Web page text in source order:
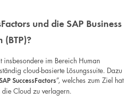
und die SAP Business
(BTP)?
insbesondere im Bereich Human
cloud-basierte Lösungssuite. Dazu
SuccessFactors”, welches zum Ziel hat
die Cloud zu verlagern.